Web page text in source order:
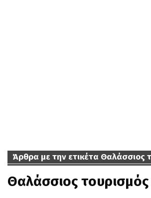
Άρθρα με την ετικέτα Θαλάσσιος
Θαλάσσιος τουρισμός